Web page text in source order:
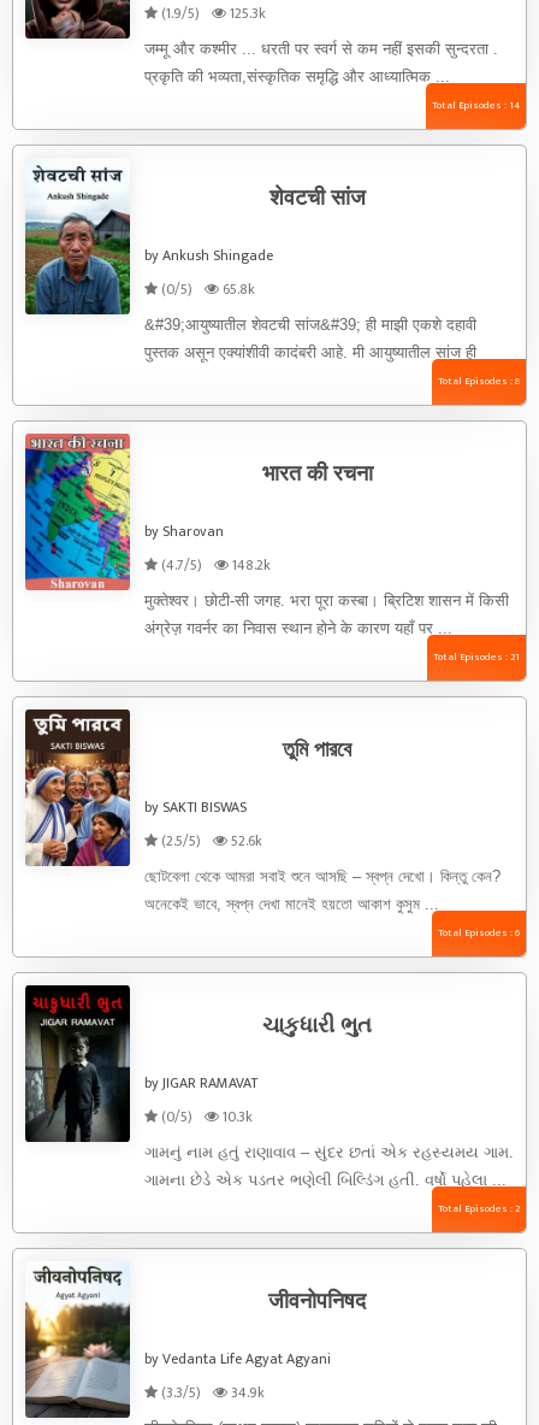
(1.9/5)
125.3k
जम्मू और कश्मीर ... धरती पर स्वर्ग से कम नहीं इसकी सुन्दरता .
प्रकृति की भव्यता,संस्कृतिक समृद्धि और आध्यात्मिक ...
Total Episodes : 14
शेवटची सांज
by Ankush Shingade
(0/5)
65.8k
&#39;आयुष्यातील शेवटची सांज&#39; ही माझी एकशे दहावी
पुस्तक असून एक्यांशीवी कादंबरी आहे. मी आयुष्यातील सांज ही
Total Episodes : 8
भारत की रचना
by Sharovan
(4.7/5)
148.2k
मुक्तेश्वर। छोटी-सी जगह. भरा पूरा कस्बा। ब्रिटिश शासन में किसी
अंग्रेज़ गवर्नर का निवास स्थान होने के कारण यहाँ पर ...
Total Episodes : 21
তুমি পারবে
by SAKTI BISWAS
(2.5/5)
52.6k
ছোটবেলা থেকে আমরা সবাই শুনে আসছি – স্বপ্ন দেখো। কিন্তু কেন?
অনেকেই ভাবে, স্বপ্ন দেখা মানেই হয়তো আকাশ কুসুম ...
Total Episodes : 6
ચાકુધારી ભુત
by JIGAR RAMAVAT
(0/5)
10.3k
ગામનું નામ હતું રાણાવાવ – સુંદર છતાં એક રહસ્યમય ગામ.
ગામના છેડે એક પડતર ભણેલી બિલ્ડિંગ હતી. વર્ષો પહેલા ...
Total Episodes : 2
जीवनोपनिषद
by Vedanta Life Agyat Agyani
(3.3/5)
34.9k